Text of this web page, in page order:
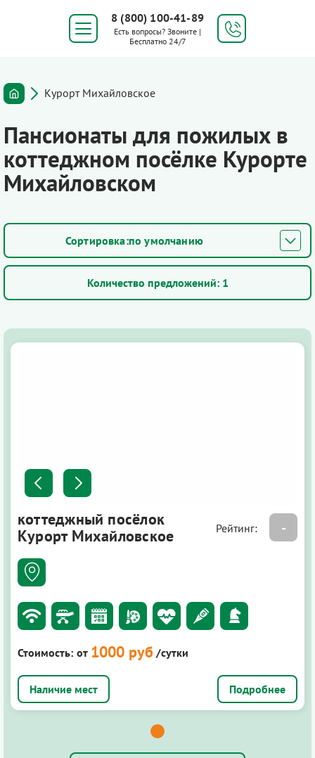
8 (800) 100-41-89
Есть вопросы? Звоните |
Бесплатно 24/7
Курорт Михайловское
Пансионаты для пожилых в
коттеджном посёлке Курорте
Михайловском
по умолчанию
Количество предложений: 1
коттеджный посёлок
Курорт Михайловское
Рейтинг: -
Стоимость: от 1000 руб /сутки
Подробнее